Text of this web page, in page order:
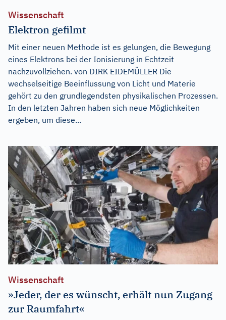
Wissenschaft
Elektron gefilmt
Mit einer neuen Methode ist es gelungen, die Bewegung
eines Elektrons bei der Ionisierung in Echtzeit
nachzuvollziehen. von DIRK EIDEMÜLLER Die
wechselseitige Beeinflussung von Licht und Materie
gehört zu den grundlegendsten physikalischen Prozessen.
In den letzten Jahren haben sich neue Möglichkeiten
ergeben, um diese...
Wissenschaft
»Jeder, der es wünscht, erhält nun Zugang
zur Raumfahrt«